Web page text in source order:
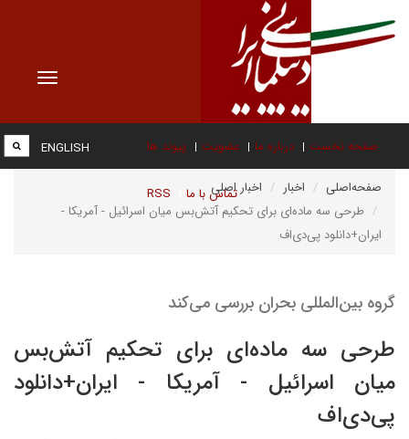
Toggle
صفحه نخست درباره ما عضویت پیوند ها
تماس با ما RSS
ENGLISH
صفحه‌اصلی اخبار
اخبار اصلی
طرحی سه ماده‌ای برای تحکیم آتش‌بس میان اسرائیل - آمریکا -
ایران+دانلود پی‌دی‌اف
گروه بین‌المللی بحران بررسی می‌کند
طرحی سه ماده‌ای برای تحکیم آتش‌بس
میان اسرائیل - آمریکا - ایران+دانلود
پی‌دی‌اف